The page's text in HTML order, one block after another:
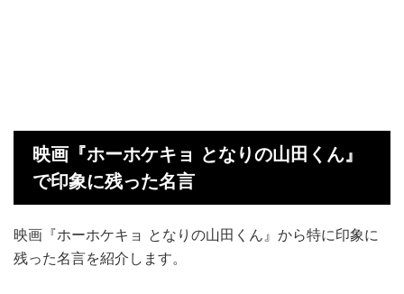
映画『ホーホケキョ となりの山田くん』
で印象に残った名言
映画『ホーホケキョ となりの山田くん』から特に印象に
残った名言を紹介します。